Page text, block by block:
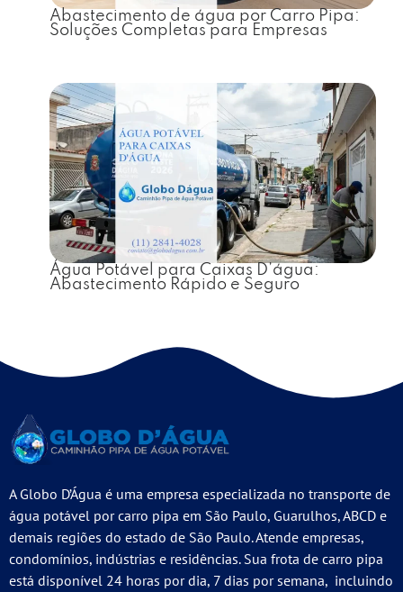
Abastecimento de água por Carro Pipa:
Soluções Completas para Empresas
Água Potável para Caixas D’água:
Abastecimento Rápido e Seguro
A Globo D’Água é uma empresa especializada no transporte de
água potável por carro pipa em São Paulo, Guarulhos, ABCD e
demais regiões do estado de São Paulo. Atende empresas,
condomínios, indústrias e residências. Sua frota de carro pipa
está disponível 24 horas por dia, 7 dias por semana, incluindo